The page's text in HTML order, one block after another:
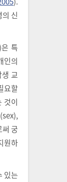
신
특
인의
교
요할
것이
궁
원하
있는